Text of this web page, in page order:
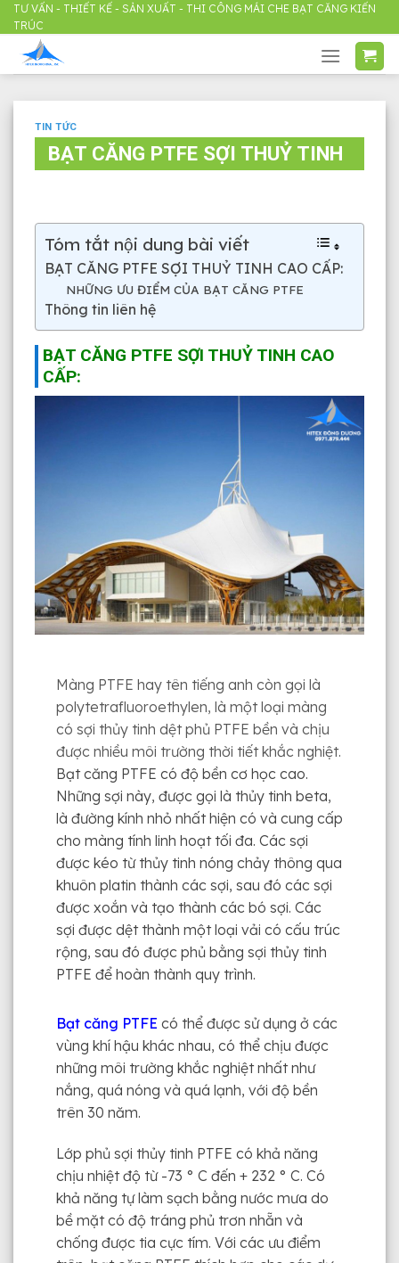
Skip
to
content
TƯ VẤN - THIẾT KẾ - SẢN XUẤT - THI CÔNG MÁI CHE BẠT CĂNG KIẾN
TRÚC
TIN TỨC
BẠT CĂNG PTFE SỢI THUỶ TINH
Tóm tắt nội dung bài viết
BẠT CĂNG PTFE SỢI THUỶ TINH CAO CẤP:
NHỮNG ƯU ĐIỂM CỦA BẠT CĂNG PTFE
Thông tin liên hệ
BẠT CĂNG PTFE SỢI THUỶ TINH CAO
CẤP:
Màng PTFE hay tên tiếng anh còn gọi là
polytetrafluoroethylen, là một loại màng
có sợi thủy tinh dệt phủ PTFE bền và chịu
được nhiều môi trường thời tiết khắc nghiệt.
Bạt căng PTFE có độ bền cơ học cao.
Những sợi này, được gọi là thủy tinh beta,
là đường kính nhỏ nhất hiện có và cung cấp
cho màng tính linh hoạt tối đa. Các sợi
được kéo từ thủy tinh nóng chảy thông qua
khuôn platin thành các sợi, sau đó các sợi
được xoắn và tạo thành các bó sợi. Các
sợi được dệt thành một loại vải có cấu trúc
rộng, sau đó được phủ bằng sợi thủy tinh
PTFE để hoàn thành quy trình.
Bạt căng PTFE có thể được sử dụng ở các
vùng khí hậu khác nhau, có thể chịu được
những môi trường khắc nghiệt nhất như
nắng, quá nóng và quá lạnh, với độ bền
trên 30 năm.
Lớp phủ sợi thủy tinh PTFE có khả năng
chịu nhiệt độ từ -73 ° C đến + 232 ° C. Có
khả năng tự làm sạch bằng nước mưa do
bề mặt có độ tráng phủ trơn nhẵn và
chống được tia cực tím. Với các ưu điểm